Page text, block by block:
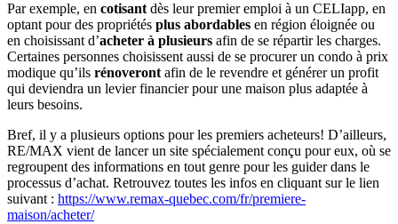
Par exemple, en cotisant dès leur premier emploi à un CELIapp, en
optant pour des propriétés plus abordables en région éloignée ou
en choisissant d’acheter à plusieurs afin de se répartir les charges.
Certaines personnes choisissent aussi de se procurer un condo à prix
modique qu’ils rénoveront afin de le revendre et générer un profit
qui deviendra un levier financier pour une maison plus adaptée à
leurs besoins.
Bref, il y a plusieurs options pour les premiers acheteurs! D’ailleurs,
RE/MAX vient de lancer un site spécialement conçu pour eux, où se
regroupent des informations en tout genre pour les guider dans le
processus d’achat. Retrouvez toutes les infos en cliquant sur le lien
suivant : https://www.remax-quebec.com/fr/premiere-
maison/acheter/